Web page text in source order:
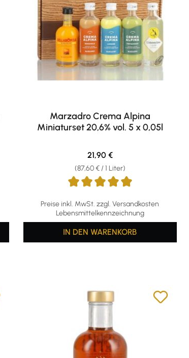
Marzadro Crema Alpina
Miniaturset 20,6% vol. 5 x 0,05l
Preise inkl. MwSt. zzgl. Versandkosten
Lebensmittelkennzeichnung
(87,60 € / 1 Liter)
Regulärer Preis:
21,90 €
IN DEN WARENKORB